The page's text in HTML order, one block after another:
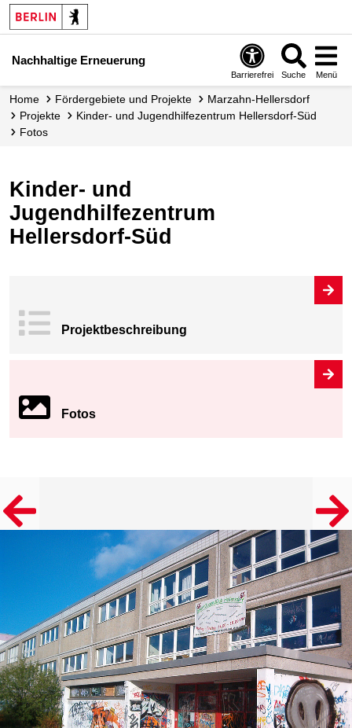
Nachhaltige Erneuerung
Barrierefrei Suche Menü
Home Fördergebiete und Projekte
Marzahn-Hellersdorf
Projekte
Kinder- und Jugendhilfezentrum Hellersdorf-Süd
Fotos
Kinder- und
Jugendhilfezentrum
Hellersdorf-Süd
Projekt­beschreibung
Fotos